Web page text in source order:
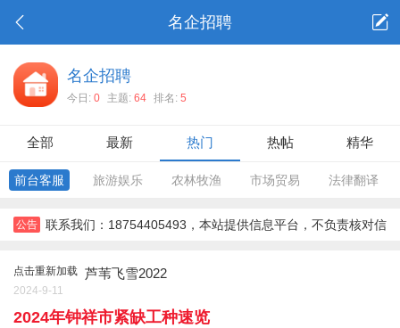
名企招聘
名企招聘
今日: 0 主题: 64 排名: 5
全部 最新 热门 热帖 精华
前台客服 旅游娱乐 农林牧渔 市场贸易 法律翻译
公告 联系我们：18754405493，本站提供信息平台，不负责核对信
点击重新加载 芦苇飞雪2022
2024-9-11
2024年钟祥市紧缺工种速览